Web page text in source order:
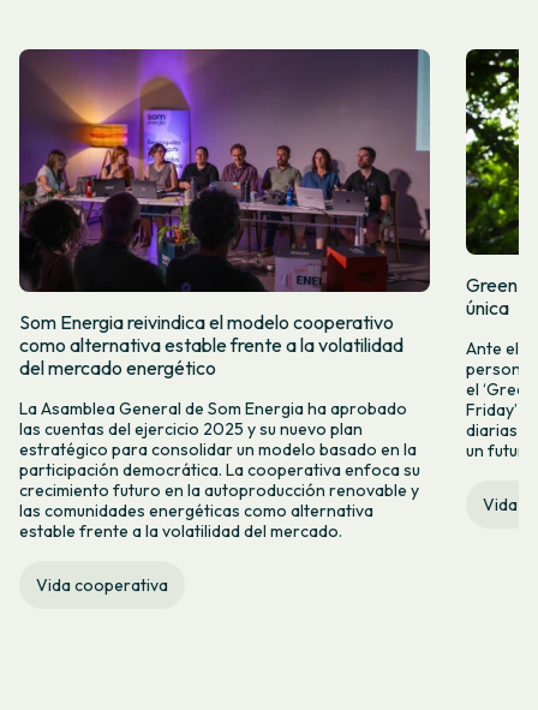
Som Energia reivindica el modelo cooperativo
como alternativa estable frente a la volatilidad
del mercado energético
La Asamblea General de Som Energia ha aprobado
las cuentas del ejercicio 2025 y su nuevo plan
estratégico para consolidar un modelo basado en la
participación democrática. La cooperativa enfoca su
crecimiento futuro en la autoproducción renovable y
las comunidades energéticas como alternativa
estable frente a la volatilidad del mercado.
Vida cooperativa
Green
única
Ante el
el
Friday’
diarias y
un
Vida